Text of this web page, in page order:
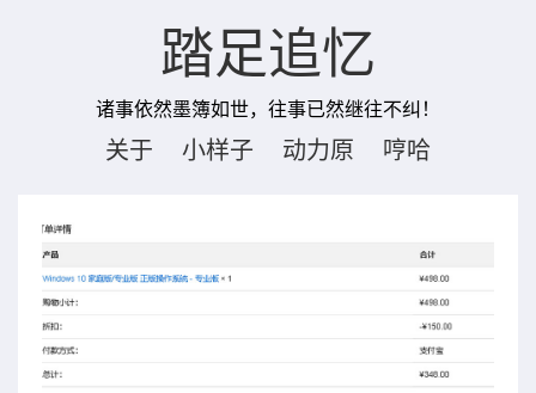
踏足追忆
诸事依然墨簿如世，往事已然继往不纠！
关于 小样子 动力原 哼哈